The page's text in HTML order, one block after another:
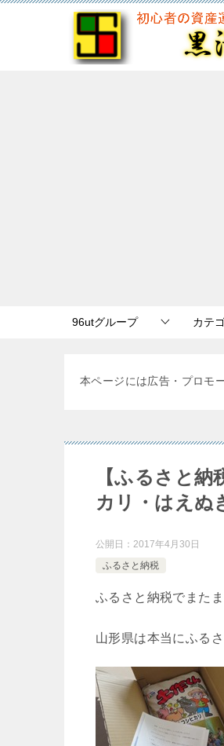
96utグループ カテ
本ページには広告・プロモ
【ふるさと
カリ・はえぬ
公開日： 2017年4月30日
ふるさと納税
ふるさと納税でまた
山形県は本当にふる